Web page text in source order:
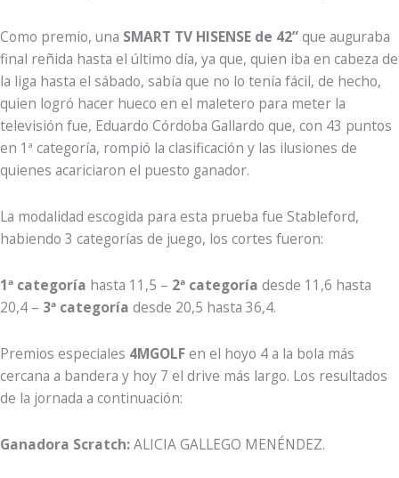
Como premio, una SMART TV HISENSE de 42”que auguraba
final reñida hasta el último día, ya que, quien iba en cabeza de
la liga hasta el sábado, sabía que no lo tenía fácil, de hecho,
quien logró hacer hueco en el maletero para meter la
televisión fue, Eduardo Córdoba Gallardo que, con 43 puntos
en 1ª categoría, rompió la clasificación y las ilusiones de
quienes acariciaron el puesto ganador.
La modalidad escogida para esta prueba fue Stableford,
habiendo 3 categorías de juego, los cortes fueron:
1ª categoría hasta 11,5 – 2ª categoría desde 11,6 hasta
20,4 – 3ª categoría desde 20,5 hasta 36,4.
Premios especiales 4MGOLFen el hoyo 4 a la bola más
cercana a bandera y hoy 7 el drive más largo. Los resultados
de la jornada a continuación:
Ganadora Scratch:ALICIA GALLEGO MENÉNDEZ.